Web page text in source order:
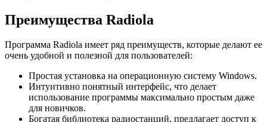
Преимущества Radiola
Программа Radiola имеет ряд преимуществ, которые делают ее
очень удобной и полезной для пользователей:
Простая установка на операционную систему Windows.
Интуитивно понятный интерфейс, что делает
использование программы максимально простым даже
для новичков.
Богатая библиотека радиостанций, предлагает доступ к